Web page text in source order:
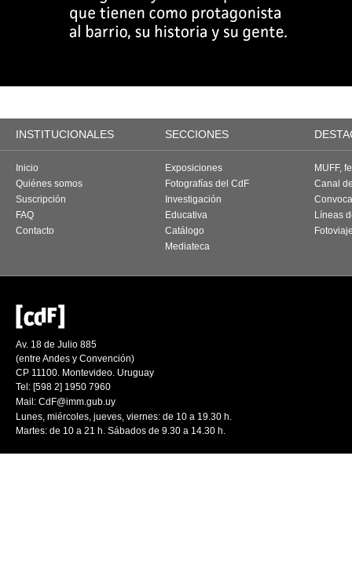
INSTITUCIONALES SECCIONES
Inicio
Quiénes somos
Suscripción
FAQ
Contacto
Exposiciones
Fotografías del CdF
Investigación
Educativa
Catálogo
Mediateca
MUFF,
Canal
Líneas
Av. 18 de Julio 885
(entre Andes y Convención)
CP 11100. Montevideo. Uruguay
Tel: [598 2] 1950 7960
Mail: CdF@imm.gub.uy
Lunes, miércoles, jueves, viernes: de 10 a 19.30 h.
Martes: de 10 a 21 h. Sábados de 9.30 a 14.30 h.